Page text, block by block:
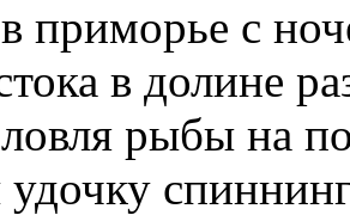
приморье с
в долине
рыбы на